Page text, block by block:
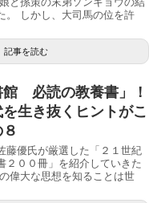
。 しかし、大司馬の位を許
記事を読む
館 必読の教養書」！
生き抜くヒントがこ
藤優氏が厳選した「２１世紀
００冊」を紹介していきた
偉大な思想を知ることは世